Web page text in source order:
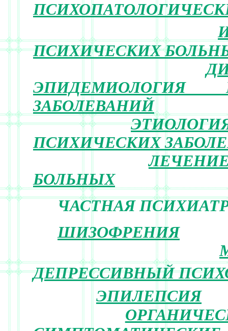
ПСИХИЧЕСКИХ
ЭПИДЕМИОЛОГИЯ
ЗАБОЛЕВАНИЙ
ПСИХИЧЕСКИХ
БОЛЬНЫХ
ЧАСТНАЯ
ШИЗОФРЕНИЯ
ДЕПРЕССИВНЫЙ
ЭПИЛЕПСИЯ